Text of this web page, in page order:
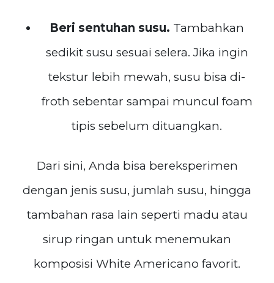
Beri sentuhan susu. Tambahkan
sedikit susu sesuai selera. Jika ingin
tekstur lebih mewah, susu bisa di-
froth sebentar sampai muncul foam
tipis sebelum dituangkan.
Dari sini, Anda bisa bereksperimen
dengan jenis susu, jumlah susu, hingga
tambahan rasa lain seperti madu atau
sirup ringan untuk menemukan
komposisi White Americano favorit.